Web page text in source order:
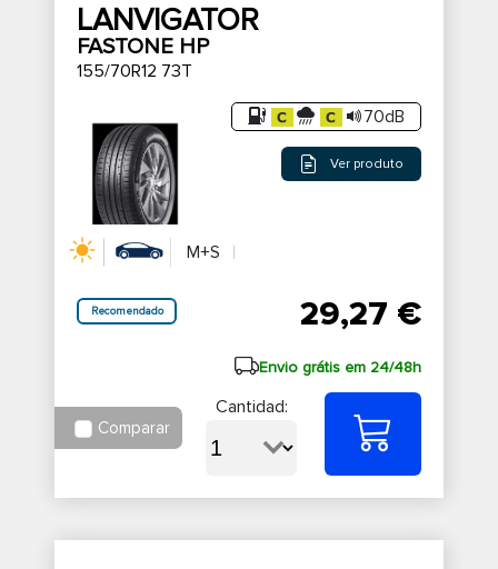
LANVIGATOR
FASTONE HP
155/70R12 73T
70dB
Ver produto
M+S
Recomendado 29,27 €
Envio grátis em 24/48h
Comparar
Cantidad: